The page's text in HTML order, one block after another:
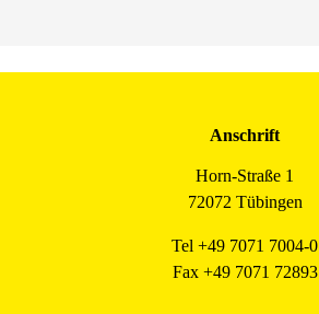
Anschrift
Horn-Straße 1
72072 Tübingen
Tel +49 7071 7004-0
Fax +49 7071 72893